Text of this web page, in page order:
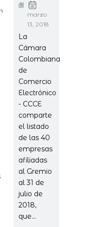
marzo
13, 2018
La
Cámara
Colombiana
de
Comercio
Electrónico
- CCCE
comparte
el listado
de las 40
empresas
afiliadas
al Gremio
al 31 de
julio de
2018,
que...